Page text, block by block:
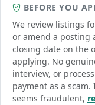
BEFORE YOU
We review listings
or amend a posting
closing date on the
applying. No
interview, or
payment as a
seems fraudulent,